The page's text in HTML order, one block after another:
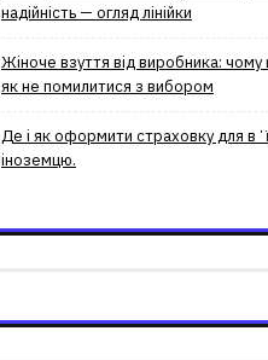
надійність — огляд лінійки
Жіноче взуття від виробника: чому
як не помилитися з вибором
Де і як оформити страховку для
іноземцю.